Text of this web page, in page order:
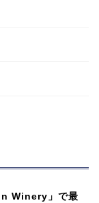
Winery」で最